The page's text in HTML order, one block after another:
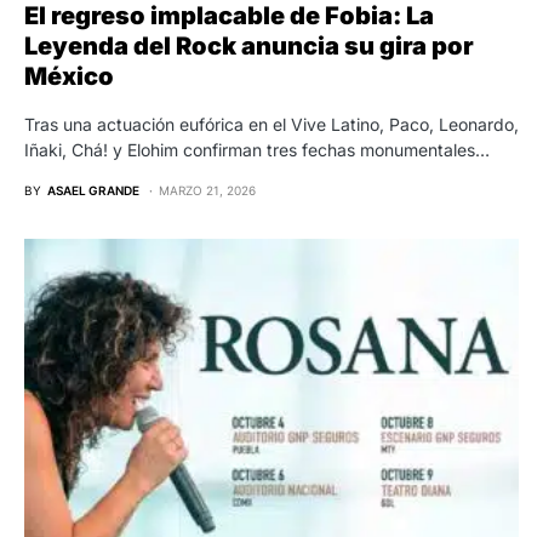
El regreso implacable de Fobia: La
Leyenda del Rock anuncia su gira por
México
Tras una actuación eufórica en el Vive Latino, Paco, Leonardo,
Iñaki, Chá! y Elohim confirman tres fechas monumentales…
BY ASAEL GRANDE MARZO 21, 2026